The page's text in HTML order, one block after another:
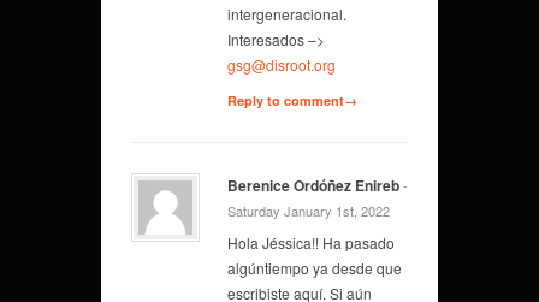
intergeneracional.
Interesados –>
gsg@disroot.org
Reply to comment→
Berenice Ordóñez Enireb-
Saturday January 1st, 2022
Hola Jéssica!! Ha pasado
algúntiempo ya desde que
escribiste aquí. Si aún